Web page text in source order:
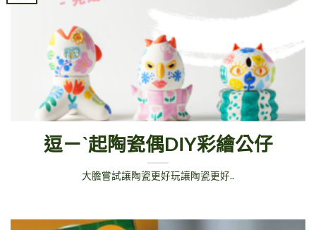
逗ㄧˋ起陶瓷偶DIY彩繪公仔
大膽嘗試讓陶瓷更好玩讓陶瓷更好..